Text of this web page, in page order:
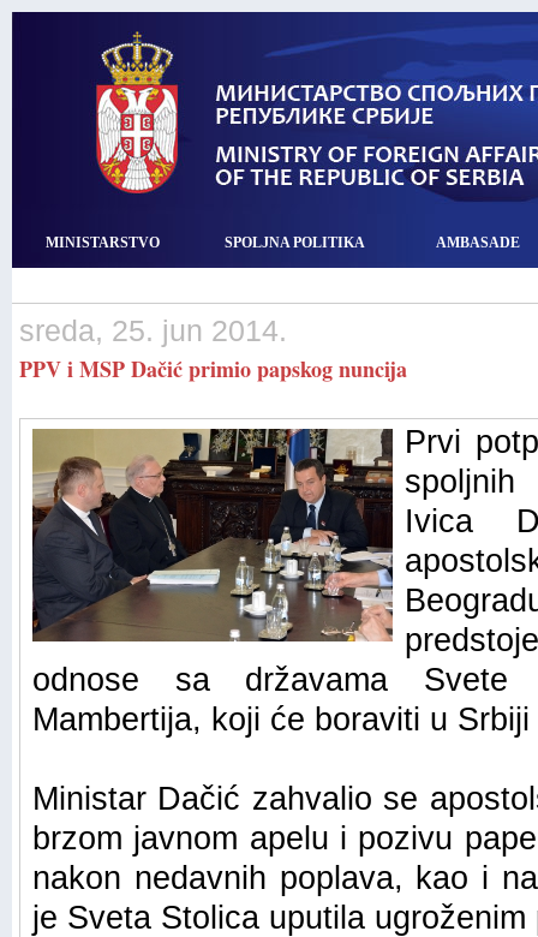
MINISTARSTVO SPOLJNA POLITIKA AMBASADE
sreda, 25. jun 2014.
PPV i MSP Dačić primio papskog nuncija
Prvi
spoljnih
Ivica
odnose sa državama Svete
Mambertija, koji će boraviti u
Ministar Dačić zahvalio se
brzom javnom apelu i pozivu
nakon nedavnih poplava, kao i
je Sveta Stolica uputila